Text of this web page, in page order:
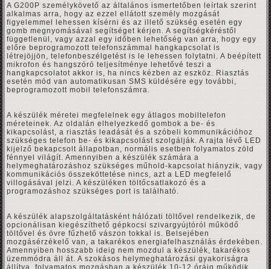
A G200P személykövető az általános ismertetőben leírtak szerint
alkalmas arra, hogy az ezzel ellátott személy mozgását
figyelemmel lehessen kísérni és az illető szükség esetén egy
gomb megnyomásával segítséget kérjen. A segítségkéréstől
függetlenül, vagy azzal egy időben lehetőség van arra, hogy egy
előre beprogramozott telefonszámmal hangkapcsolat is
létrejöjjön, telefonbeszélgetést is le lehessen folytatni. A beépített
mikrofon és hangszóró teljesítménye lehetővé teszi a
hangkapcsolatot akkor is, ha nincs kézben az eszköz. Riasztás
esetén mód van automatikusan SMS küldésére egy további,
beprogramozott mobil telefonszámra.
A készülék méretei megfelelnek egy átlagos mobiltelefon
méreteinek. Az oldalán elhelyezkedő gombok a be- és
kikapcsolást, a riasztás leadását és a szóbeli kommunikációhoz
szükséges telefon be- és kikapcsolást szolgálják. A rajta lévő LED
kijelző bekapcsolt állapotban, normális esetben folyamatos zöld
fénnyel világít. Amennyiben a készülék számára a
helymeghatározáshoz szükséges műhold-kapcsolat hiányzik, vagy
kommunikációs összeköttetése nincs, azt a LED megfelelő
villogásával jelzi. A készüléken töltőcsatlakozó és a
programozáshoz szükséges port is található.
A készülék alapszolgáltatásként hálózati töltővel rendelkezik, de
opcionálisan kiegészíthető gépkocsi szivargyújtóról működő
töltővel és övre fűzhető vászon tokkal is. Belsejében
mozgásérzékelő van, a takarékos energiafelhasználás érdekében.
Amennyiben hosszabb ideig nem mozdul a készülék, takarékos
üzemmódra áll át. A szokásos helymeghatározási gyakoriságra
állítva, folyamatos mozgásban a készülék 10-12 óráig működik,